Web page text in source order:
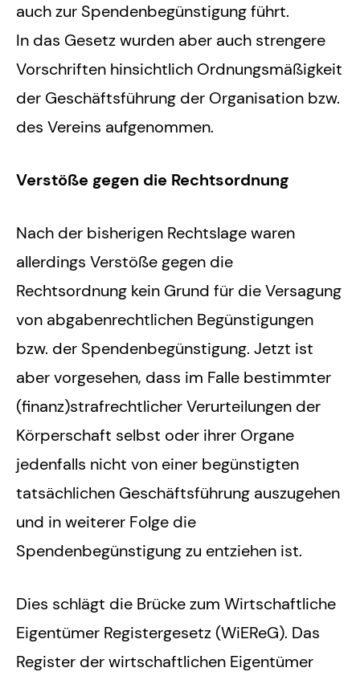
auch zur Spendenbegünstigung führt.
In das Gesetz wurden aber auch strengere
Vorschriften hinsichtlich Ordnungsmäßigkeit
der Geschäftsführung der Organisation bzw.
des Vereins aufgenommen.
Verstöße gegen die Rechtsordnung
Nach der bisherigen Rechtslage waren
allerdings Verstöße gegen die
Rechtsordnung kein Grund für die Versagung
von abgabenrechtlichen Begünstigungen
bzw. der Spendenbegünstigung. Jetzt ist
aber vorgesehen, dass im Falle bestimmter
(finanz)strafrechtlicher Verurteilungen der
Körperschaft selbst oder ihrer Organe
jedenfalls nicht von einer begünstigten
tatsächlichen Geschäftsführung auszugehen
und in weiterer Folge die
Spendenbegünstigung zu entziehen ist.
Dies schlägt die Brücke zum Wirtschaftliche
Eigentümer Registergesetz (WiEReG). Das
Register der wirtschaftlichen Eigentümer